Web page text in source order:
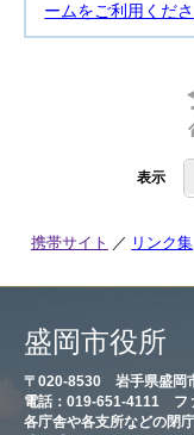
ームをご利用くださ
表示
携帯サイト リンク集
盛岡市役所
〒020-8530 岩手県盛
電話：019-651-4111 フ
各庁舎や各支所などの閉